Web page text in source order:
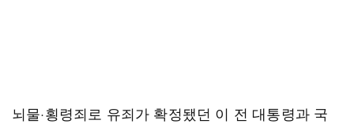
뇌물·횡령죄로 유죄가 확정됐던 이 전 대통령과 국